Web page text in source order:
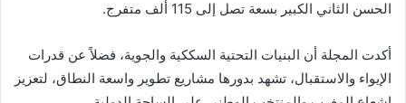
الحسن الثاني الكبير بسعة تصل إلى 115 ألف متفرج.
أكدت المجلة أن البنيات التحتية السككية والجوية، فضلاً عن قدرات
الإيواء والاستقبال، تشهد بدورها مشاريع تطوير واسعة النطاق، لتعزيز